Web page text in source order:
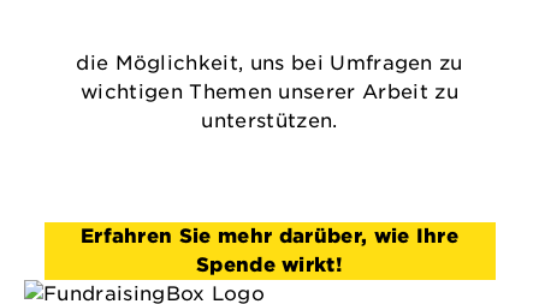
die Möglichkeit, uns bei Umfragen zu
wichtigen Themen unserer Arbeit zu
unterstützen.
Erfahren Sie mehr darüber, wie Ihre
Spende wirkt!